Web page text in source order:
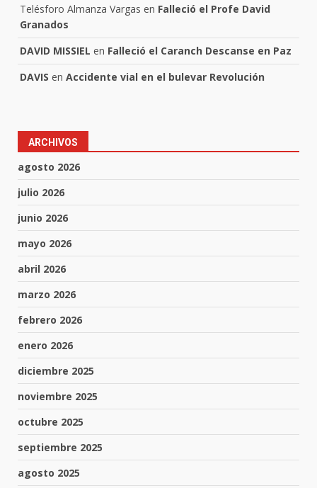
Telésforo Almanza Vargas en Falleció el Profe David
Granados
DAVID MISSIEL en Falleció el Caranch Descanse en Paz
DAVIS en Accidente vial en el bulevar Revolución
ARCHIVOS
agosto 2026
julio 2026
junio 2026
mayo 2026
abril 2026
marzo 2026
febrero 2026
enero 2026
diciembre 2025
noviembre 2025
octubre 2025
septiembre 2025
agosto 2025